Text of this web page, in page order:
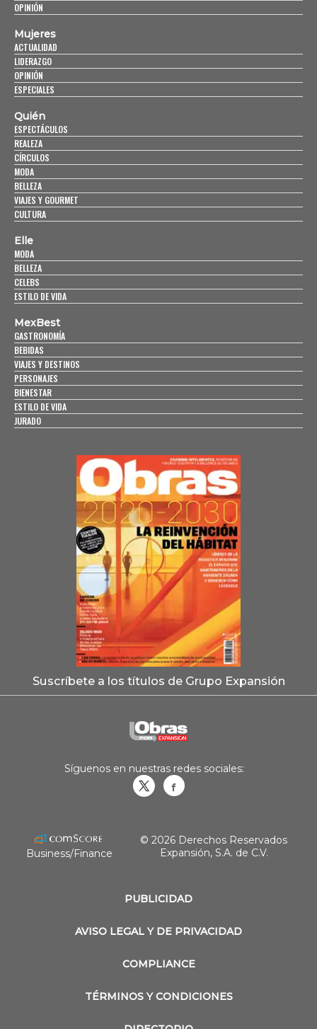
OPINIÓN
Mujeres
ACTUALIDAD
LIDERAZGO
OPINIÓN
ESPECIALES
Quién
ESPECTÁCULOS
REALEZA
CÍRCULOS
MODA
BELLEZA
VIAJES Y GOURMET
CULTURA
Elle
MODA
BELLEZA
CELEBS
ESTILO DE VIDA
MexBest
GASTRONOMÍA
BEBIDAS
VIAJES Y DESTINOS
PERSONAJES
BIENESTAR
ESTILO DE VIDA
JURADO
Suscríbete a los títulos de Grupo Expansión
PUBLICIDAD
AVISO LEGAL Y DE PRIVACIDAD
COMPLIANCE
TÉRMINOS Y CONDICIONES
Síguenos en nuestras redes sociales:
Business/Finance
© 2026 Derechos Reservados
Expansión, S.A. de C.V.